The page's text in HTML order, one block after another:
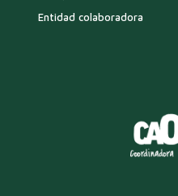
Entidad colaboradora